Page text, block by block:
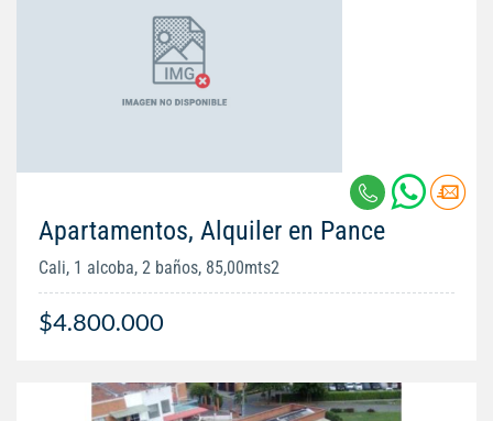
Apartamentos, Alquiler en Pance
Cali, 1 alcoba, 2 baños, 85,00mts2
$4.800.000